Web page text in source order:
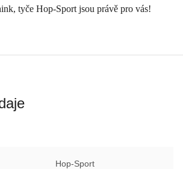
tyče Hop-Sport jsou právě pro vás!
Hop-Sport